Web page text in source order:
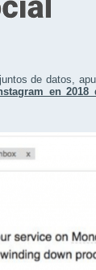
de datos,
en